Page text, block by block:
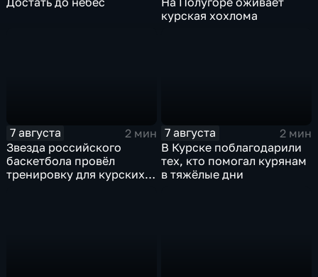
курская хохлома
7 августа
2 мин
Звезда российского
баскетбола провёл
тренировку для курских
7 августа
2 мин
В Курске поблагодарили
тех, кто помогал курянам
в тяжёлые дни